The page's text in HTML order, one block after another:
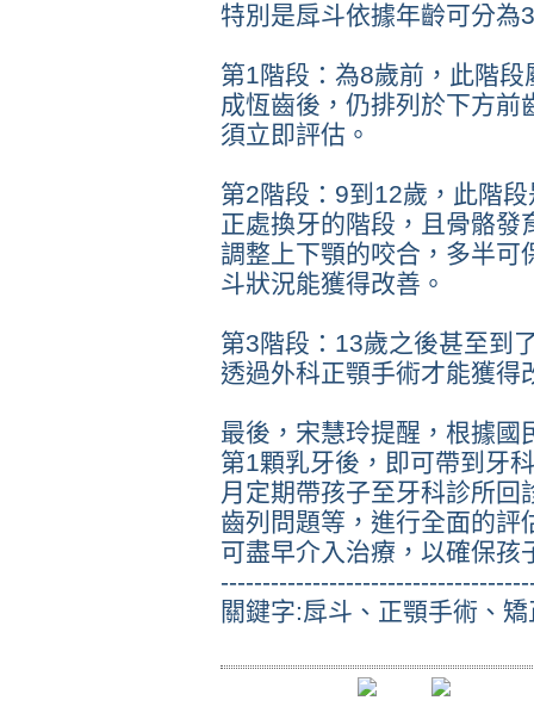
特別是戽斗依據年齡可分為
第1階段：為8歲前，此階
成恆齒後，仍排列於下方前
須立即評估。
第2階段：9到12歲，此階
正處換牙的階段，且骨骼發
調整上下顎的咬合，多半可
斗狀況能獲得改善。
第3階段：13歲之後甚至到
透過外科正顎手術才能獲得
最後，宋慧玲提醒，根據國
第1顆乳牙後，即可帶到牙
月定期帶孩子至牙科診所回
齒列問題等，進行全面的評
可盡早介入治療，以確保孩
關鍵字:戽斗、正顎手術、